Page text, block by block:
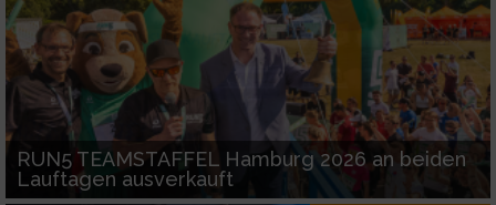
RUN5 TEAMSTAFFEL Hamburg 2026 an beiden
Lauftagen ausverkauft